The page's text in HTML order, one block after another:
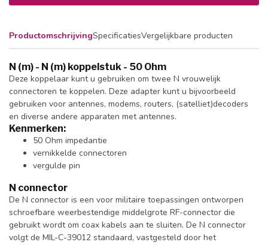
ProductomschrijvingSpecificatiesVergelijkbare producten
N (m) - N (m) koppelstuk - 50 Ohm
Deze koppelaar kunt u gebruiken om twee N vrouwelijk
connectoren te koppelen. Deze adapter kunt u bijvoorbeeld
gebruiken voor antennes, modems, routers, (satelliet)decoders
en diverse andere apparaten met antennes.
Kenmerken:
50 Ohm impedantie
vernikkelde connectoren
vergulde pin
N connector
De N connector is een voor militaire toepassingen ontworpen
schroefbare weerbestendige middelgrote RF-connector die
gebruikt wordt om coax kabels aan te sluiten. De N connector
volgt de MIL-C-39012 standaard, vastgesteld door het